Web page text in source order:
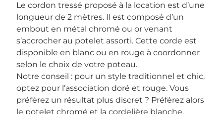
Le cordon tressé proposé à la location est d’une
longueur de 2 mètres. Il est composé d’un
embout en métal chromé ou or venant
s’accrocher au potelet assorti. Cette corde est
disponible en blanc ou en rouge à coordonner
selon le choix de votre poteau.
Notre conseil : pour un style traditionnel et chic,
optez pour l’association doré et rouge. Vous
préférez un résultat plus discret ? Préférez alors
le potelet chromé et la cordelière blanche.